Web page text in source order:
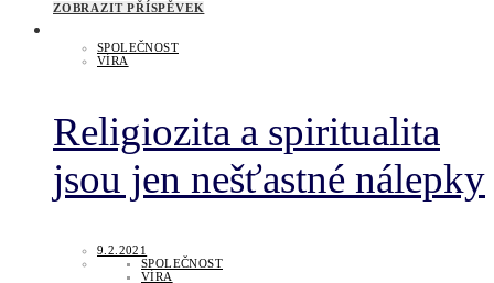
ZOBRAZIT PŘÍSPĚVEK
SPOLEČNOST
VÍRA
Religiozita a spiritualita
jsou jen nešťastné nálepky
9.2.2021
SPOLEČNOST
VÍRA